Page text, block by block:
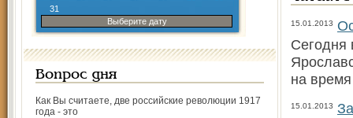
31
Выберите дату
Вопрос дня
Как Вы считаете, две российские революции 1917
года - это
15.01.2013
Сегодня
на время
15.01.2013